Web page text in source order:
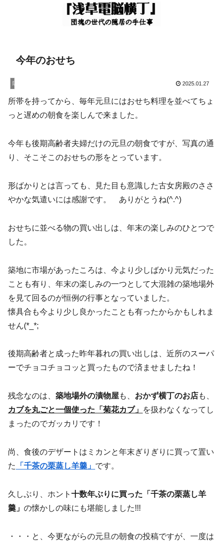
今年のおせち
隠居暮し 2025.01.27
所帯を持ってから、毎年元旦にはおせち料理を並べてちょ
っと遅めの朝食を楽しんで来ました。
今年も後期高齢者夫婦だけの元旦の朝食ですが、写真の通
り、そこそこのおせちの形をとっています。
形ばかりとは言っても、見た目も意識した古女房殿のささ
やかな気遣いには感謝です。 ありがとうね(^.^)
おせちに並べる物の買い出しは、年末の楽しみのひとつで
した。
築地に市場があったころは、今より少しばかり元気だった
ことも有り、年末の楽しみの一つとして大混雑の築地場外
を見て回るのが恒例の行事となっていました。
懐具合も今より少し良かったことも有ったからかもしれま
せん(*_*;
後期高齢者と成った昨年暮れの買い出しは、近所のスーパ
ーでチョコチョコッと買ったもので済ませましたね！
残念なのは、 築地場外の漬物屋も、 おかず横丁のお店も、
カブを丸ごと一個使った「菊花カブ」 を扱わなくなってし
まったのでガッカリです！
尚、食後のデザートはミカンと年末ぎりぎりに買って置い
た
「千茶の栗蒸し羊羹」 です。
久しぶり、ホント 十数年ぶりに買った「千茶の栗蒸し羊
羹」 の懐かしの味にも堪能しました!!!
・・・と、今更ながらの元旦の朝食の投稿ですが、一度は